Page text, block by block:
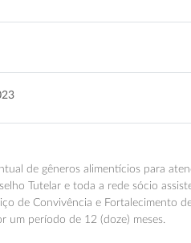
de gêneros alimentícios para
Tutelar e toda a rede sócio
de Convivência e Fortalecimento
um período de 12 (doze) meses.